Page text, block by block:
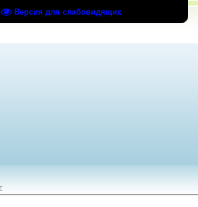
Версия для слабовидящих